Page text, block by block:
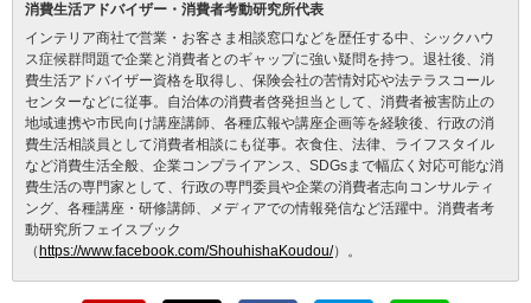
消費生活アドバイザー・消費者考動研究所代表
インテリア商社で営業・お客さま相談窓口などを歴任する中、シックハウ
ス症候群問題で企業と消費者とのギャップに強い疑問を持つ。退社後、消
費生活アドバイザー資格を取得し、保険会社の苦情対応や法テラスコール
センターなどに従事。自治体の消費者啓発担当として、消費者被害防止の
地域連携や市民向け講座講師、各種広報や講座企画等を経験後、行政の消
費生活相談員として消費者相談にも従事。衣食住、法律、ライフスタイル
など消費生活全般、企業コンプライアンス、SDGsまで幅広く対応可能な消
費生活の専門家として、行政の専門委員や企業の消費者志向コンサルティ
ング、各種講座・研修講師、メディアでの情報発信など活躍中。消費者考
動研究所フェイスブック
（ https://www.facebook.com/ShouhishaKoudou/）。